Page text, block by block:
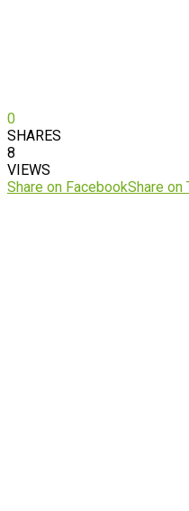
0
SHARES
8
VIEWS
Share on FacebookShare on